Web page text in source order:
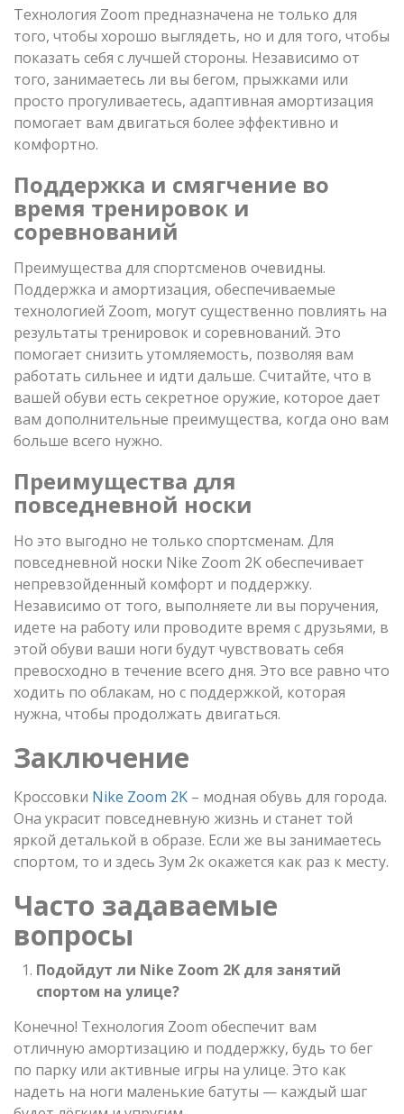
Технология Zoom предназначена не только для
того, чтобы хорошо выглядеть, но и для того, чтобы
показать себя с лучшей стороны. Независимо от
того, занимаетесь ли вы бегом, прыжками или
просто прогуливаетесь, адаптивная амортизация
помогает вам двигаться более эффективно и
комфортно.
Поддержка и смягчение во
время тренировок и
соревнований
Преимущества для спортсменов очевидны.
Поддержка и амортизация, обеспечиваемые
технологией Zoom, могут существенно повлиять на
результаты тренировок и соревнований. Это
помогает снизить утомляемость, позволяя вам
работать сильнее и идти дальше. Считайте, что в
вашей обуви есть секретное оружие, которое дает
вам дополнительные преимущества, когда оно вам
больше всего нужно.
Преимущества для
повседневной носки
Но это выгодно не только спортсменам. Для
повседневной носки Nike Zoom 2K обеспечивает
непревзойденный комфорт и поддержку.
Независимо от того, выполняете ли вы поручения,
идете на работу или проводите время с друзьями, в
этой обуви ваши ноги будут чувствовать себя
превосходно в течение всего дня. Это все равно что
ходить по облакам, но с поддержкой, которая
нужна, чтобы продолжать двигаться.
Заключение
Кроссовки Nike Zoom 2K – модная обувь для города.
Она украсит повседневную жизнь и станет той
яркой деталькой в образе. Если же вы занимаетесь
спортом, то и здесь Зум 2к окажется как раз к месту.
Часто задаваемые
вопросы
Подойдут ли Nike Zoom 2K для занятий
спортом на улице?
Конечно! Технология Zoom обеспечит вам
отличную амортизацию и поддержку, будь то бег
по парку или активные игры на улице. Это как
надеть на ноги маленькие батуты — каждый шаг